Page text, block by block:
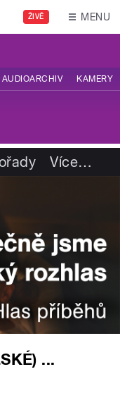
ŽIVĚ MENU
AUDIOARCHIV KAMERY
Více…
...